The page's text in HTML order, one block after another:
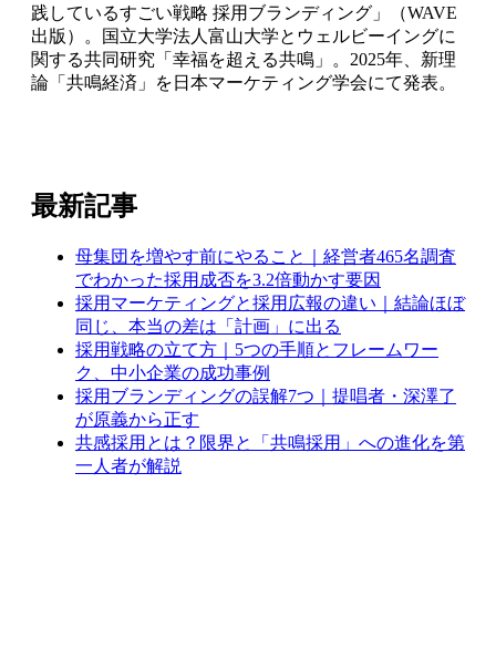
践しているすごい戦略 採用ブランディング」（WAVE
出版）。国立大学法人富山大学とウェルビーイングに
関する共同研究「幸福を超える共鳴」。2025年、新理
論「共鳴経済」を日本マーケティング学会にて発表。
最新記事
母集団を増やす前にやること｜経営者465名調査
でわかった採用成否を3.2倍動かす要因
採用マーケティングと採用広報の違い｜結論ほぼ
同じ、本当の差は「計画」に出る
採用戦略の立て方｜5つの手順とフレームワー
ク、中小企業の成功事例
採用ブランディングの誤解7つ｜提唱者・深澤了
が原義から正す
共感採用とは？限界と「共鳴採用」への進化を第
一人者が解説